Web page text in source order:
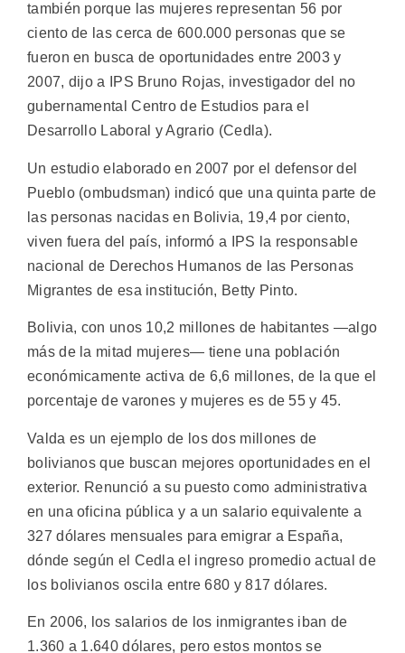
también porque las mujeres representan 56 por
ciento de las cerca de 600.000 personas que se
fueron en busca de oportunidades entre 2003 y
2007, dijo a IPS Bruno Rojas, investigador del no
gubernamental Centro de Estudios para el
Desarrollo Laboral y Agrario (Cedla).
Un estudio elaborado en 2007 por el defensor del
Pueblo (ombudsman) indicó que una quinta parte de
las personas nacidas en Bolivia, 19,4 por ciento,
viven fuera del país, informó a IPS la responsable
nacional de Derechos Humanos de las Personas
Migrantes de esa institución, Betty Pinto.
Bolivia, con unos 10,2 millones de habitantes —algo
más de la mitad mujeres— tiene una población
económicamente activa de 6,6 millones, de la que el
porcentaje de varones y mujeres es de 55 y 45.
Valda es un ejemplo de los dos millones de
bolivianos que buscan mejores oportunidades en el
exterior. Renunció a su puesto como administrativa
en una oficina pública y a un salario equivalente a
327 dólares mensuales para emigrar a España,
dónde según el Cedla el ingreso promedio actual de
los bolivianos oscila entre 680 y 817 dólares.
En 2006, los salarios de los inmigrantes iban de
1.360 a 1.640 dólares, pero estos montos se